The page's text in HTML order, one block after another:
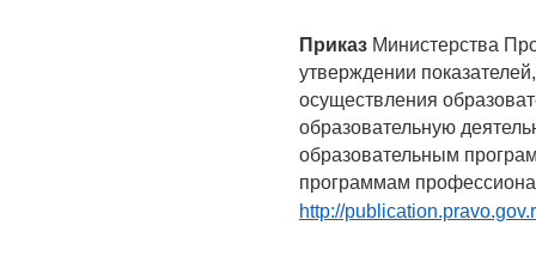
Приказ Министерства
утверждении
осуществления
образовательную
образовательным
программам
http://